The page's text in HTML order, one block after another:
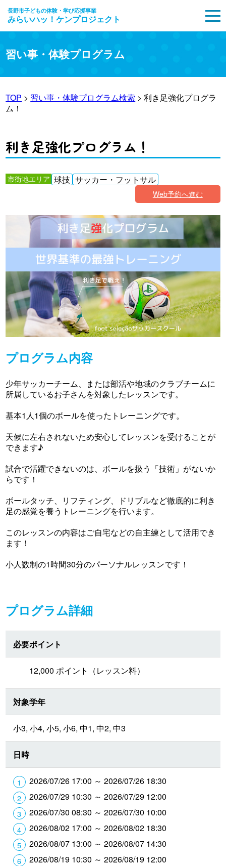
長野市子どもの体験・学び応援事業
みらいハッ！ケンプロジェクト
習い事・体験プログラム
TOP > 習い事・体験プログラム検索 > 利き足強化プログラ
ム！
利き足強化プログラム！
市街地エリア 球技 サッカー・フットサル
Web予約へ進む
プログラム内容
少年サッカーチーム、または部活や地域のクラブチームに
所属しているお子さんを対象したレッスンです。
基本1人1個のボールを使ったトレーニングです。
天候に左右されないため安心してレッスンを受けることが
できます♪
試合で活躍できないのは、ボールを扱う「技術」がないか
らです！
ボールタッチ、リフティング、ドリブルなど徹底的に利き
足の感覚を養うトレーニングを行います。
このレッスンの内容はご自宅などの自主練として活用でき
ます！
小人数制の1時間30分のパーソナルレッスンです！
プログラム詳細
必要ポイント
12,000 ポイント（レッスン料）
対象学年
小3, 小4, 小5, 小6, 中1, 中2, 中3
日時
2026/07/26 17:00 ～ 2026/07/26 18:30
2026/07/29 10:30 ～ 2026/07/29 12:00
2026/07/30 08:30 ～ 2026/07/30 10:00
2026/08/02 17:00 ～ 2026/08/02 18:30
2026/08/07 13:00 ～ 2026/08/07 14:30
2026/08/19 10:30 ～ 2026/08/19 12:00